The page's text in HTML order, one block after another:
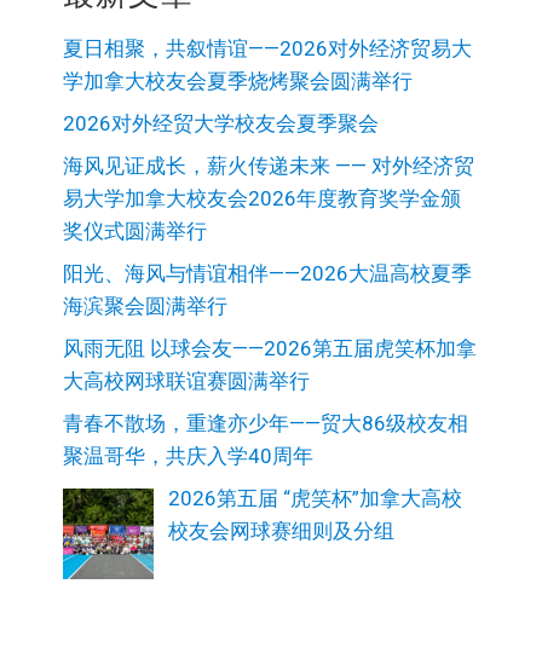
夏日相聚，共叙情谊——2026对外经济贸易大
学加拿大校友会夏季烧烤聚会圆满举行
2026对外经贸大学校友会夏季聚会
海风见证成长，薪火传递未来 —— 对外经济贸
易大学加拿大校友会2026年度教育奖学金颁
奖仪式圆满举行
阳光、海风与情谊相伴——2026大温高校夏季
海滨聚会圆满举行
风雨无阻 以球会友——2026第五届虎笑杯加拿
大高校网球联谊赛圆满举行
青春不散场，重逢亦少年——贸大86级校友相
聚温哥华，共庆入学40周年
2026第五届 “虎笑杯”加拿大高校
校友会网球赛细则及分组